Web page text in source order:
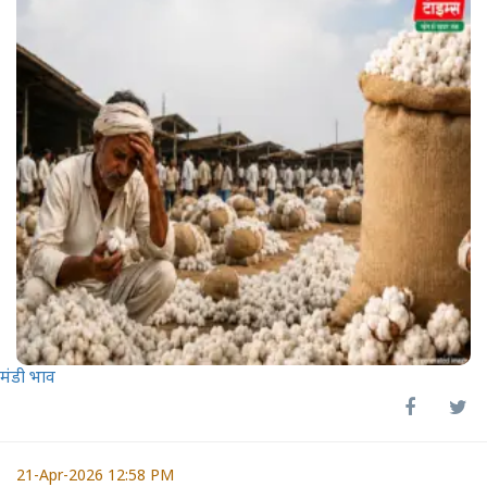
मंडी भाव
21-Apr-2026 12:58 PM